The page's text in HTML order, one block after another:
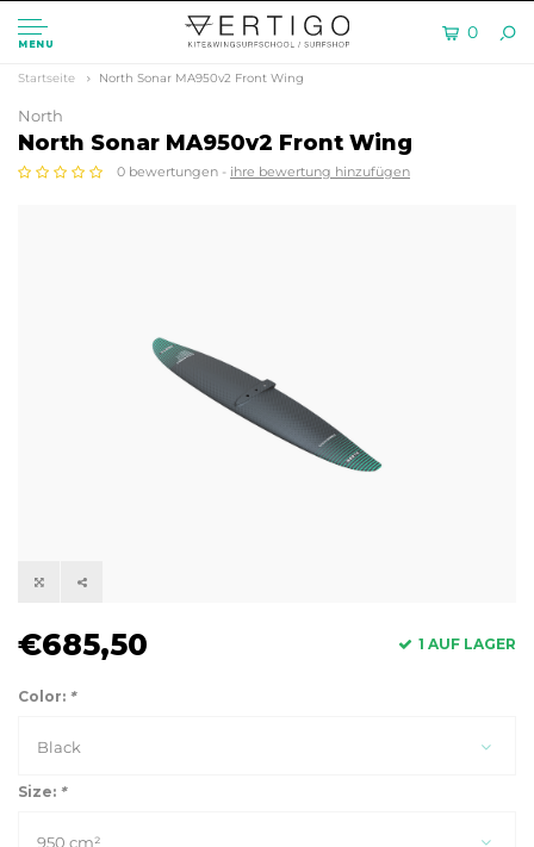
MENU
0
Startseite North Sonar MA950v2 Front Wing
North
North Sonar MA950v2 Front Wing
0 bewertungen - ihre bewertung hinzufügen
€685,50 1 AUF LAGER
Color: *
Black
Size: *
950 cm²